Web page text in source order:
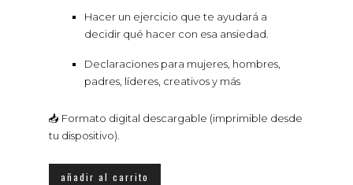
Hacer un ejercicio que te ayudará a
decidir qué hacer con esa ansiedad.
Declaraciones para mujeres, hombres,
padres, líderes, creativos y más
📥 Formato digital descargable (imprimible desde
tu dispositivo).
Guíaañadir al carrito